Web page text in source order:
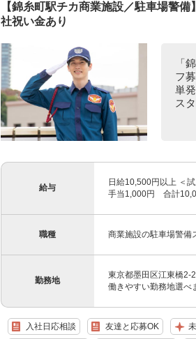
【錦糸町駅チカ商業施設／駐車場警
社祝い金あり
「
フ
単
ス
給与
日給10,500円以上 ＜
手当1,000円 合計
職種 商業施設の駐車場警備
勤務地
東京都墨田区江東橋2-
働きやすい勤務地選べ
入社日応相談 友達と応募OK